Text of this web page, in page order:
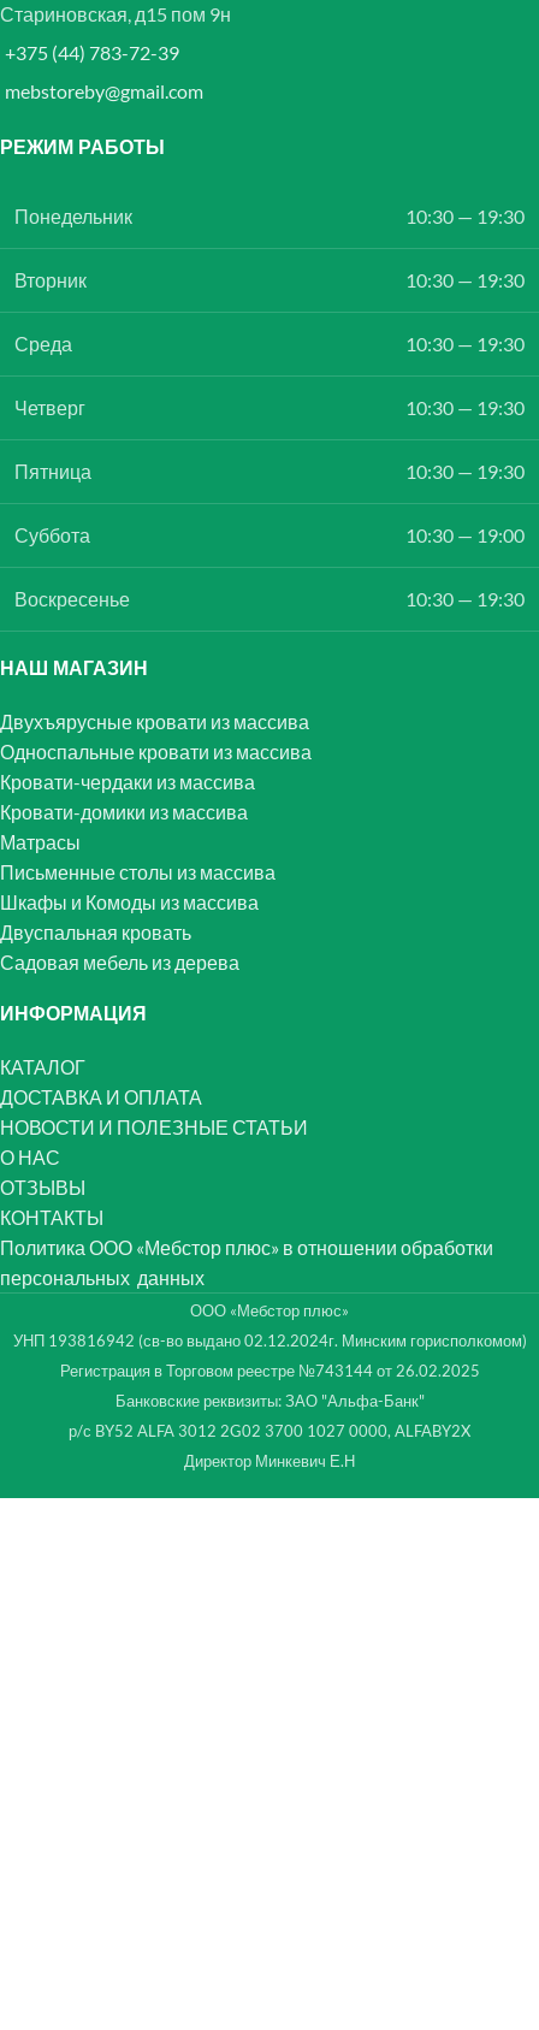
Стариновская, д15 пом 9н
+375 (44) 783-72-39
mebstoreby@gmail.com
РЕЖИМ РАБОТЫ
Понедельник 10:30 — 19:30
Вторник 10:30 — 19:30
Среда 10:30 — 19:30
Четверг 10:30 — 19:30
Пятница 10:30 — 19:30
Суббота 10:30 — 19:00
Воскресенье 10:30 — 19:30
НАШ МАГАЗИН
Двухъярусные кровати из массива
Односпальные кровати из массива
Кровати-чердаки из массива
Кровати-домики из массива
Матрасы
Письменные столы из массива
Шкафы и Комоды из массива
Двуспальная кровать
Садовая мебель из дерева
ИНФОРМАЦИЯ
КАТАЛОГ
ДОСТАВКА И ОПЛАТА
НОВОСТИ И ПОЛЕЗНЫЕ СТАТЬИ
О НАС
ОТЗЫВЫ
КОНТАКТЫ
Политика ООО «Мебстор плюс» в отношении обработки
персональных данных
ООО «Мебстор плюс»
УНП 193816942 (св-во выдано 02.12.2024г. Минским горисполкомом)
Регистрация в Торговом реестре №743144 от 26.02.2025
Банковские реквизиты: ЗАО "Альфа-Банк"
р/с BY52 ALFA 3012 2G02 3700 1027 0000, ALFABY2X
Директор Минкевич Е.Н